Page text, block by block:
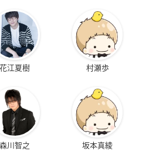
花江夏樹 村瀬歩
森川智之 坂本真綾